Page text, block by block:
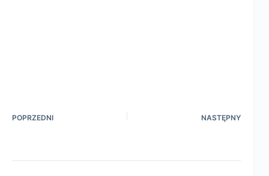
POPRZEDNI NASTĘPNY